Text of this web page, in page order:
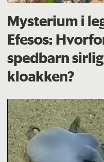
Mysterium i
Efesos:
spedbarn
kloakken?